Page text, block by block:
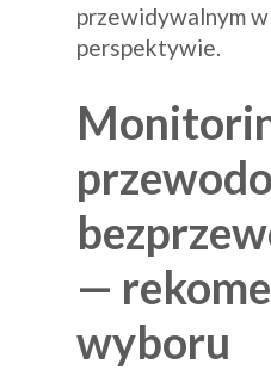
przewidywalnym w
perspektywie.
—
wyboru